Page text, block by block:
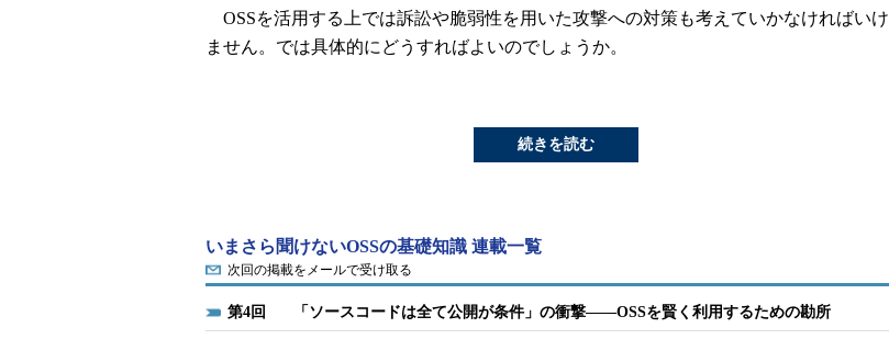
OSSを活用する上では訴訟や脆弱性を用いた攻撃への対策も考えていかなければいけ
ません。では具体的にどうすればよいのでしょうか。
続きを読む
いまさら聞けないOSSの基礎知識 連載一覧
次回の掲載をメールで受け取る
4 「ソースコードは全て公開が条件」の衝撃――OSSを賢く利用するための勘所